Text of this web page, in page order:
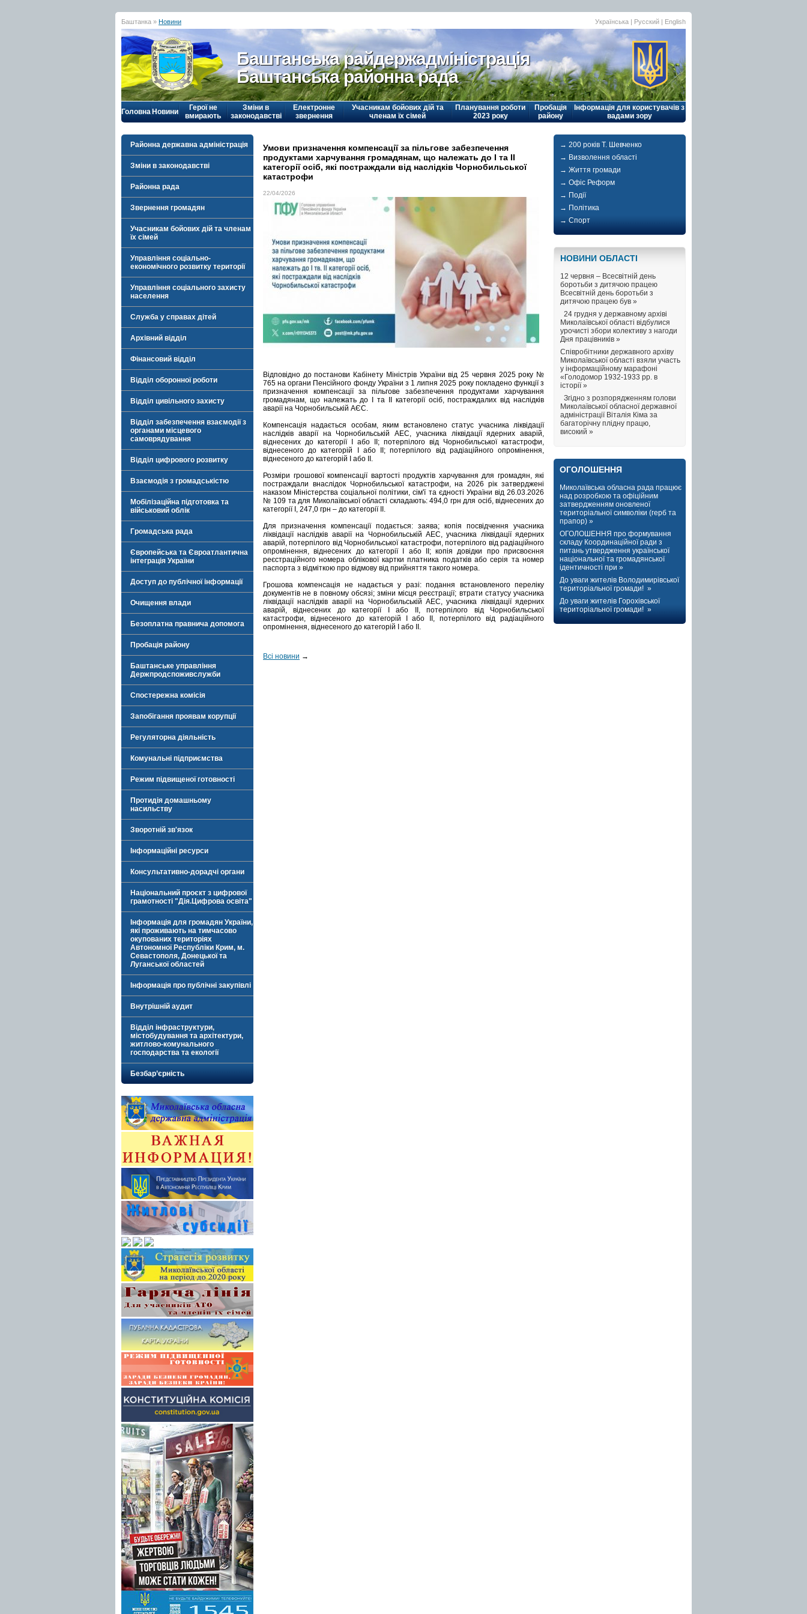
Баштанка » Новини Українська | Русский | English
Баштанська райдержадміністрація
Баштанська районна рада
Головна Новини
Герої не
вмирають
Зміни в
законодавстві
Електронне
звернення
Учасникам бойових дій та
членам їх сімей
Планування роботи
2023 року
Пробація
району
Інформація для користувачів з
вадами зору
Районна державна адміністрація
Зміни в законодавстві
Районна рада
Звернення громадян
Учасникам бойових дій та членам
їх сімей
Управління соціально-
економічного розвитку території
Управління соціального захисту
населення
Служба у справах дітей
Архівний відділ
Фінансовий відділ
Відділ оборонної роботи
Відділ цивільного захисту
Відділ забезпечення взаємодії з
органами місцевого
самоврядування
Відділ цифрового розвитку
Взаємодія з громадськістю
Мобілізаційна підготовка та
військовий облік
Громадська рада
Європейська та Євроатлантична
інтеграція України
Доступ до публічної інформації
Очищення влади
Безоплатна правнича допомога
Пробація району
Баштанське управління
Держпродспоживслужби
Спостережна комісія
Запобігання проявам корупції
Регуляторна діяльність
Комунальні підприємства
Режим підвищеної готовності
Протидія домашньому
насильству
Зворотній зв'язок
Інформаційні ресурси
Консультативно-дорадчі органи
Національний проєкт з цифрової
грамотності "Дія.Цифрова освіта"
Інформація для громадян України,
які проживають на тимчасово
окупованих територіях
Автономної Республіки Крим, м.
Севастополя, Донецької та
Луганської областей
Інформація про публічні закупівлі
Внутрішній аудит
Відділ інфраструктури,
містобудування та архітектури,
житлово-комунального
господарства та екології
Безбар’єрність
Умови призначення компенсації за пільгове забезпечення
продуктами харчування громадянам, що належать до І та ІІ
категорії осіб, які постраждали від наслідків Чорнобильської
катастрофи
22/04/2026
Відповідно до постанови Кабінету Міністрів України від 25 червня 2025 року №
765 на органи Пенсійного фонду України з 1 липня 2025 року покладено функції з
призначення компенсації за пільгове забезпечення продуктами харчування
громадянам, що належать до І та ІІ категорії осіб, постраждалих від наслідків
аварії на Чорнобильській АЄС.
Компенсація надається особам, яким встановлено статус учасника ліквідації
наслідків аварії на Чорнобильській АЕС, учасника ліквідації ядерних аварій,
віднесених до категорії І або ІІ; потерпілого від Чорнобильської катастрофи,
віднесеного до категорій І або ІІ; потерпілого від радіаційного опромінення,
віднесеного до категорій І або ІІ.
Розміри грошової компенсації вартості продуктів харчування для громадян, які
постраждали внаслідок Чорнобильської катастрофи, на 2026 рік затверджені
наказом Міністерства соціальної політики, сім'ї та єдності України від 26.03.2026
№ 109 та для Миколаївської області складають: 494,0 грн для осіб, віднесених до
категорії І, 247,0 грн – до категорії ІІ.
Для призначення компенсації подається: заява; копія посвідчення учасника
ліквідації наслідків аварії на Чорнобильській АЕС, учасника ліквідації ядерних
аварій, потерпілого від Чорнобильської катастрофи, потерпілого від радіаційного
опромінення, віднесених до категорії І або ІІ; копія довідки про присвоєння
реєстраційного номера облікової картки платника податків або серія та номер
паспорта з відміткою про відмову від прийняття такого номера.
Грошова компенсація не надається у разі: подання встановленого переліку
документів не в повному обсязі; зміни місця реєстрації; втрати статусу учасника
ліквідації наслідків аварії на Чорнобильській АЕС, учасника ліквідації ядерних
аварій, віднесених до категорії І або ІІ, потерпілого від Чорнобильської
катастрофи, віднесеного до категорій І або ІІ, потерпілого від радіаційного
опромінення, віднесеного до категорій І або ІІ.
Всі новини →
→ 200 років Т. Шевченко
→ Визволення області
→ Життя громади
→ Офіс Реформ
→ Події
→ Політика
→ Спорт
НОВИНИ ОБЛАСТI
12 червня – Всесвітній день
боротьби з дитячою працею
Всесвітній день боротьби з
дитячою працею був »
24 грудня у державному архіві
Миколаївської області відбулися
урочисті збори колективу з нагоди
Дня працівників »
Співробітники державного архіву
Миколаївської області взяли участь
у інформаційному марафоні
«Голодомор 1932-1933 рр. в
історії »
Згідно з розпорядженням голови
Миколаївської обласної державної
адміністрації Віталія Кіма за
багаторічну плідну працю,
високий »
ОГОЛОШЕННЯ
Миколаївська обласна рада працює
над розробкою та офіційним
затвердженням оновленої
територіальної символіки (герб та
прапор) »
ОГОЛОШЕННЯ про формування
складу Координаційної ради з
питань утвердження української
національної та громадянської
ідентичності при »
До уваги жителів Володимирівської
територіальної громади! »
До уваги жителів Горохівської
територіальної громади! »